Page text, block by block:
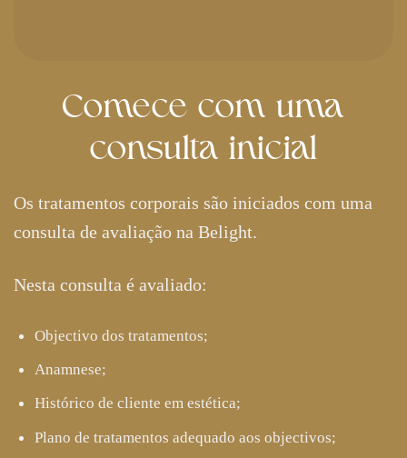
Comece com uma
consulta inicial
Os tratamentos corporais são iniciados com uma
consulta de avaliação na Belight.
Nesta consulta é avaliado:
Objectivo dos tratamentos;
Anamnese;
Histórico de cliente em estética;
Plano de tratamentos adequado aos objectivos;